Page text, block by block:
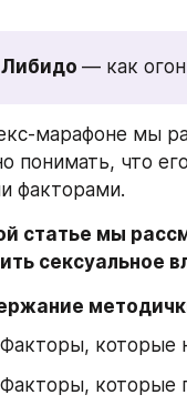
Либидо — как
марафоне мы
понимать, что
факторами.
статье мы
сексуальное
Факторы, которые
Факторы, которые